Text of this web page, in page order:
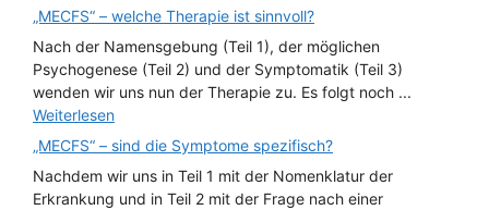
„MECFS“ – welche Therapie ist sinnvoll?
Nach der Namensgebung (Teil 1), der möglichen
Psychogenese (Teil 2) und der Symptomatik (Teil 3)
wenden wir uns nun der Therapie zu. Es folgt noch ...
Weiterlesen
„MECFS“ – sind die Symptome spezifisch?
Nachdem wir uns in Teil 1 mit der Nomenklatur der
Erkrankung und in Teil 2 mit der Frage nach einer